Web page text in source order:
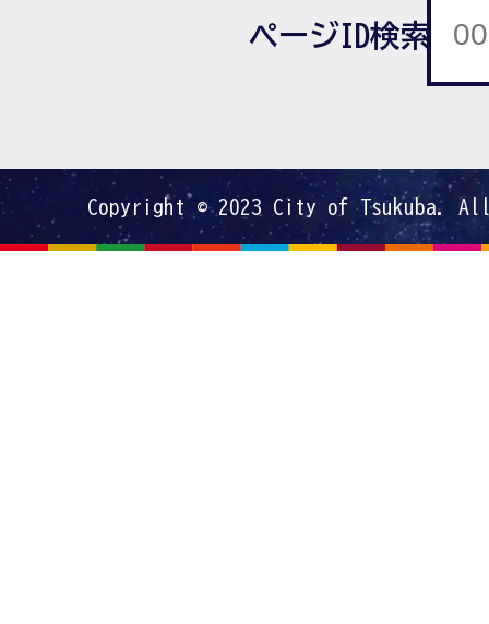
ページID検索
Copyright © 2023 City of Tsukuba.